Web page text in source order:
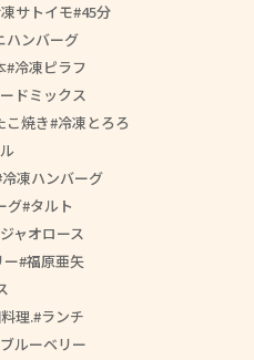
サトイモ 45分
ハンバーグ
冷凍ピラフ
ドミックス
こ焼き 冷凍とろろ
冷凍ハンバーグ
グ タルト
ャオロース
ー 福原亜矢
理. ランチ
ルーベリー